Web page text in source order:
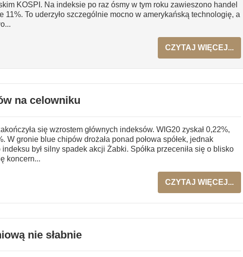
KOSPI. Na indeksie po raz ósmy w tym roku zawieszono handel
11%. To uderzyło szczególnie mocno w amerykańską technologię, a
CZYTAJ WIĘCEJ...
na celowniku
się wzrostem głównych indeksów. WIG20 zyskał 0,22%,
W gronie blue chipów drożała ponad połowa spółek, jednak
był silny spadek akcji Żabki. Spółka przeceniła się o blisko
koncern...
CZYTAJ WIĘCEJ...
nie słabnie